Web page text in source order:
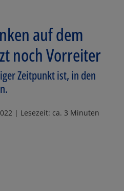
auf dem
noch Vorreiter
Zeitpunkt ist, in den
| Lesezeit: ca. 3 Minuten